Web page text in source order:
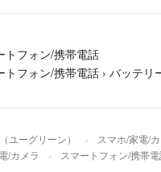
トフォン/携帯電話
トフォン/携帯電話 › バッテリ
ユーグリーン） スマホ/家電/
/カメラ スマートフォン/携帯